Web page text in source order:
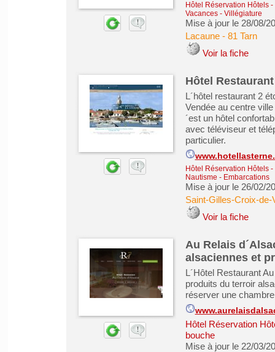
Hôtel Réservation Hôtels-
Vacances - Villégiature
Mise à jour le 28/08/
Lacaune- 81 Tarn
Voir la fiche
Hôtel
L´hôtel restaurant 2
Vendée au centre
´est un hôtel
avec téléviseur et
particulier.
Hôtel Réservation Hôtels-
Nautisme - Embarcations
Mise à jour le 26/02/
Saint-Gilles-Croix-de-
Voir la fiche
Au Relais
alsaciennes et
L´Hôtel Restaurant
produits du terroir
réserver une chambre
Hôtel Réservation
bouche
Mise à jour le 22/03/